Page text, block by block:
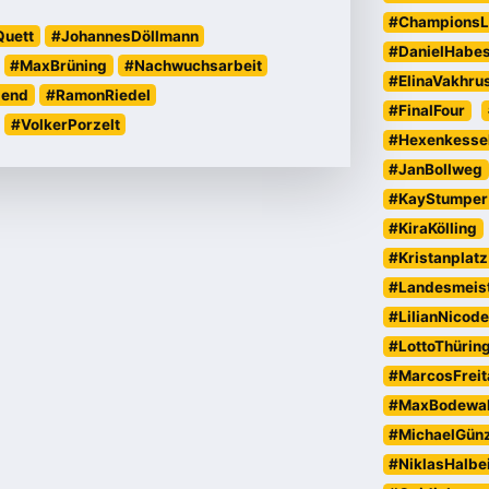
#JohannesDöllmann
#MaxBrüning
#Nachwuchsarbeit
#RamonRiedel
#VolkerPorzelt
#FinalFour
#JanBollweg
#KayStumper
#KiraKölling
#Kristanplatz